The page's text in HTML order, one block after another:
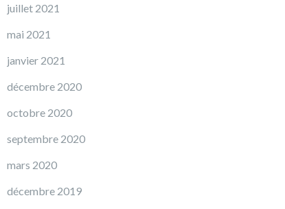
juillet 2021
mai 2021
janvier 2021
décembre 2020
octobre 2020
septembre 2020
mars 2020
décembre 2019